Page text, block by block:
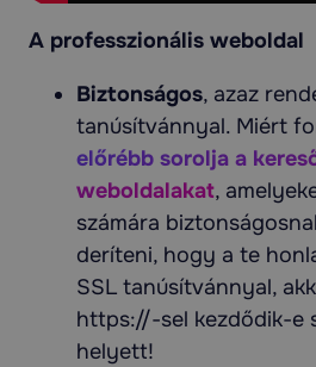
A professzionális weboldal
Biztonságos, azaz
tanúsítvánnyal. Miért
előrébb sorolja a
weboldalakat,
számára
deríteni, hogy a te
SSL tanúsítvánnyal,
https://-sel kezdődik-e
helyett!